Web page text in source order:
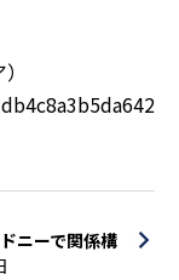
ニーで関係構